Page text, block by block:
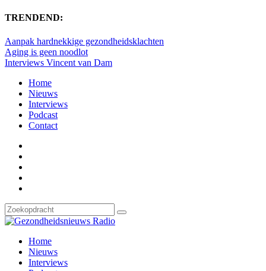
TRENDEND:
Aanpak hardnekkige gezondheidsklachten
Aging is geen noodlot
Interviews Vincent van Dam
Home
Nieuws
Interviews
Podcast
Contact
Home
Nieuws
Interviews